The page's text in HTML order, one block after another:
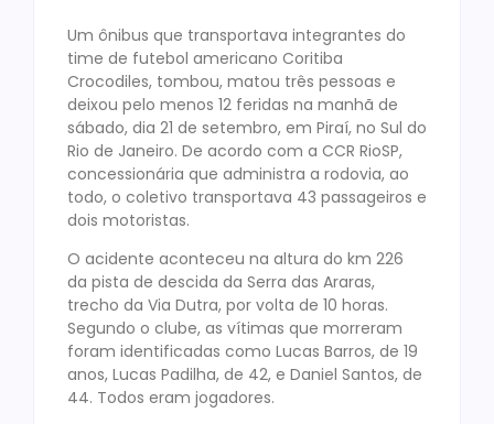
Um ônibus que transportava integrantes do
time de futebol americano Coritiba
Crocodiles, tombou, matou três pessoas e
deixou pelo menos 12 feridas na manhã de
sábado, dia 21 de setembro, em Piraí, no Sul do
Rio de Janeiro. De acordo com a CCR RioSP,
concessionária que administra a rodovia, ao
todo, o coletivo transportava 43 passageiros e
dois motoristas.
O acidente aconteceu na altura do km 226
da pista de descida da Serra das Araras,
trecho da Via Dutra, por volta de 10 horas.
Segundo o clube, as vítimas que morreram
foram identificadas como Lucas Barros, de 19
anos, Lucas Padilha, de 42, e Daniel Santos, de
44. Todos eram jogadores.